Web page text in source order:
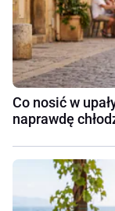
Co nosić w
naprawdę